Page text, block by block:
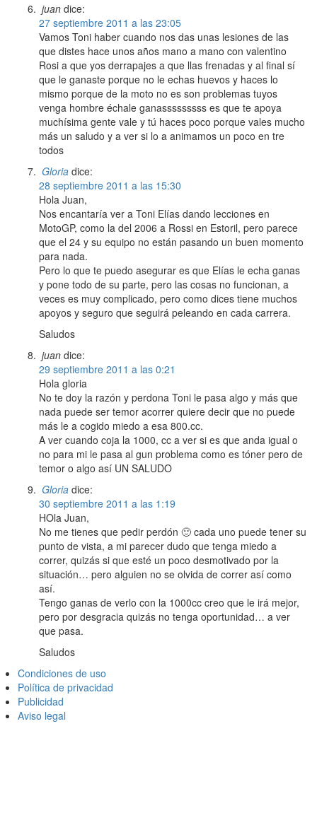
juan dice:
27 septiembre 2011 a las 23:05
Vamos Toni haber cuando nos das unas lesiones de las
que distes hace unos años mano a mano con valentino
Rosi a que yos derrapajes a que llas frenadas y al final sí
que le ganaste porque no le echas huevos y haces lo
mismo porque de la moto no es son problemas tuyos
venga hombre échale ganasssssssss es que te apoya
muchísima gente vale y tú haces poco porque vales mucho
más un saludo y a ver si lo a animamos un poco en tre
todos
Gloria dice:
28 septiembre 2011 a las 15:30
Hola Juan,
Nos encantaría ver a Toni Elías dando lecciones en
MotoGP, como la del 2006 a Rossi en Estoril, pero parece
que el 24 y su equipo no están pasando un buen momento
para nada.
Pero lo que te puedo asegurar es que Elías le echa ganas
y pone todo de su parte, pero las cosas no funcionan, a
veces es muy complicado, pero como dices tiene muchos
apoyos y seguro que seguirá peleando en cada carrera.
Saludos
juan dice:
29 septiembre 2011 a las 0:21
Hola gloria
No te doy la razón y perdona Toni le pasa algo y más que
nada puede ser temor acorrer quiere decir que no puede
más le a cogido miedo a esa 800.cc.
A ver cuando coja la 1000, cc a ver si es que anda igual o
no para mi le pasa al gun problema como es tóner pero de
temor o algo así UN SALUDO
Gloria dice:
30 septiembre 2011 a las 1:19
HOla Juan,
No me tienes que pedir perdón 🙂 cada uno puede tener su
punto de vista, a mi parecer dudo que tenga miedo a
correr, quizás si que esté un poco desmotivado por la
situación… pero alguien no se olvida de correr así como
así.
Tengo ganas de verlo con la 1000cc creo que le irá mejor,
pero por desgracia quizás no tenga oportunidad… a ver
que pasa.
Saludos
Condiciones de uso
Política de privacidad
Publicidad
Aviso legal